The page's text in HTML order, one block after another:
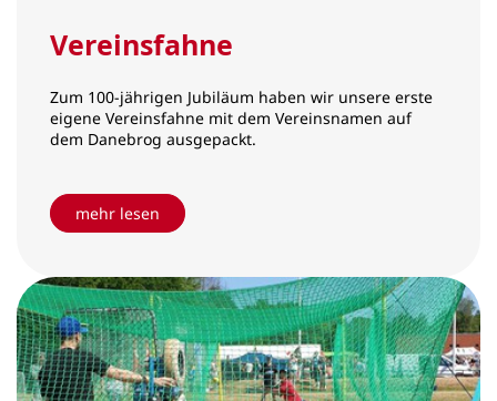
Vereinsfahne
Zum 100-jährigen Jubiläum haben wir unsere erste
eigene Vereinsfahne mit dem Vereinsnamen auf
dem Danebrog ausgepackt.
mehr lesen